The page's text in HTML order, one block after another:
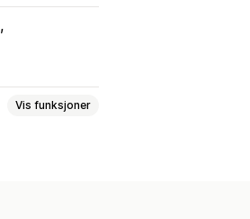
Vis funksjoner